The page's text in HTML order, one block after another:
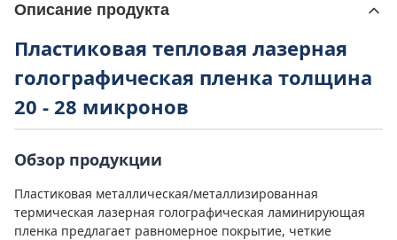
Описание продукта
Пластиковая тепловая лазерная
голографическая пленка толщина
20 - 28 микронов
Обзор продукции
Пластиковая металлическая/металлизированная
термическая лазерная голографическая ламинирующая
пленка предлагает равномерное покрытие, четкие